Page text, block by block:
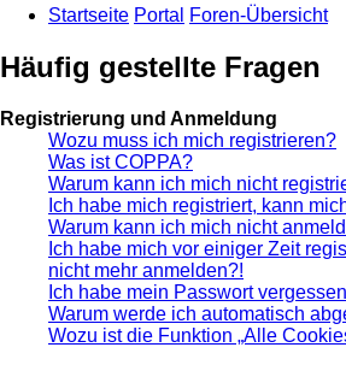
Startseite Portal Foren-Übersicht
Häufig gestellte Fragen
Registrierung und Anmeldung
Wozu muss ich mich registrieren?
Was ist COPPA?
Warum kann ich mich nicht
Ich habe mich registriert, kann
Warum kann ich mich nicht
Ich habe mich vor einiger Zeit
nicht mehr anmelden?!
Ich habe mein Passwort
Warum werde ich automatisch
Wozu ist die Funktion „Alle